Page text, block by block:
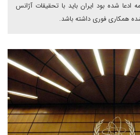
ادعا شده بود ایران باید با تحقیقات آژانس
همکاری فوری داشته باشد.